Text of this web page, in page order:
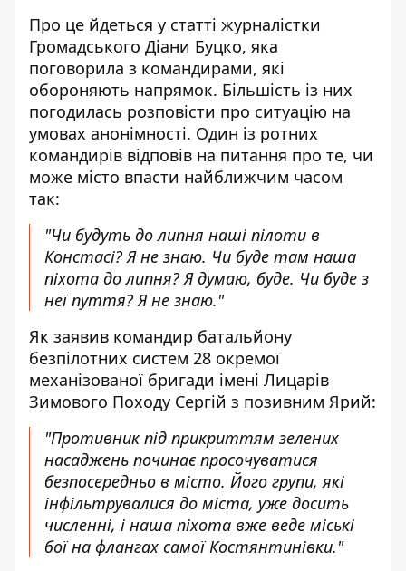
Про це йдеться у статті журналістки
Громадського Діани Буцко, яка
поговорила з командирами, які
обороняють напрямок. Більшість із них
погодилась розповісти про ситуацію на
умовах анонімності. Один із ротних
командирів відповів на питання про те, чи
може місто впасти найближчим часом
так:
"Чи будуть до липня наші пілоти в
Констасі? Я не знаю. Чи буде там наша
піхота до липня? Я думаю, буде. Чи буде з
неї пуття? Я не знаю."
Як заявив командир батальйону
безпілотних систем 28 окремої
механізованої бригади імені Лицарів
Зимового Походу Сергій з позивним Ярий:
"Противник під прикриттям зелених
насаджень починає просочуватися
безпосередньо в місто. Його групи, які
інфільтрувалися до міста, уже досить
численні, і наша піхота вже веде міські
бої на флангах самої Костянтинівки."